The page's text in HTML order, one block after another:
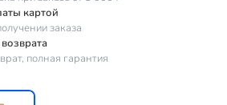
картой
заказа
полная гарантия